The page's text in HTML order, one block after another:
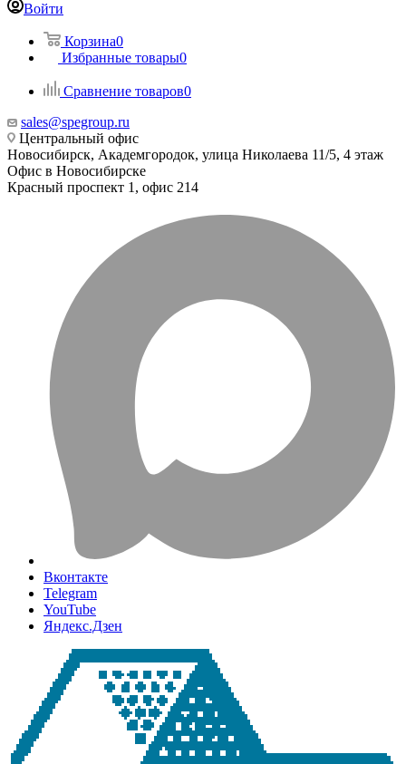
Войти
Корзина0
Избранные товары0
Сравнение товаров0
sales@spegroup.ru
Центральный офис
Новосибирск, Академгородок, улица Николаева 11/5, 4 этаж
Офис в Новосибирске
Красный проспект 1, офис 214
Вконтакте
Telegram
YouTube
Яндекс.Дзен